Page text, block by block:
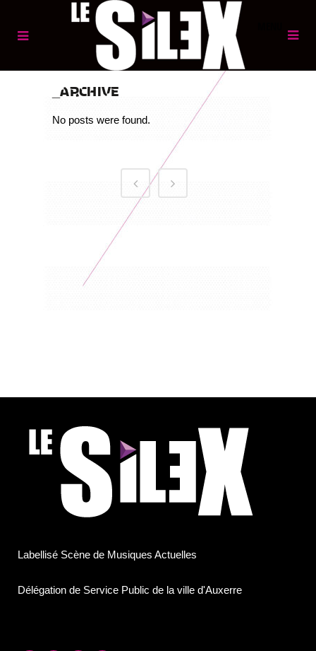
ARCHIVE
No posts were found.
Labellisé Scène de Musiques Actuelles
Délégation de Service Public de la ville d'Auxerre